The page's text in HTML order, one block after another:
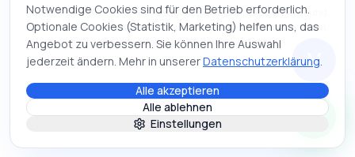
Auch tätig in Köln, Frankfurt, Stuttgart, Düsseldorf, Leipzig, Dortmund,
Bremen, Dresden, Hannover und Nürnberg | Webseite erstellen lassen,
KI-Chatbot entwickeln und digitale Firmenmappen.
©2026Mihajlo Systems.Webentwicklung, KI & Automatisierung. Alle
Rechte vorbehalten. · Stand:15. Mai 2026
M
Notwendige Cookies sind für den Betrieb erforderlich.
Optionale Cookies (Statistik, Marketing) helfen uns, das
Angebot zu verbessern. Sie können Ihre Auswahl
jederzeit ändern. Mehr in unsererDatenschutzerklärung.
Alle akzeptieren
Alle ablehnen
Einstellungen